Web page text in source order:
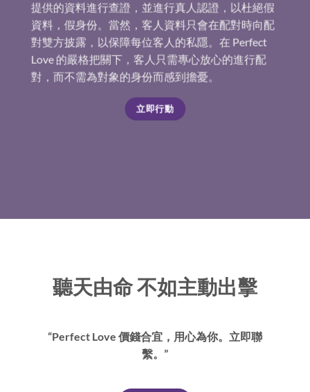
提供的資料進行查證，並進行真人認證，以杜絕假
資料，假身份。當然，客人資料只會在配對時向配
對雙方披露，以保障每位客人的私隱。在 Perfect
Love 的嚴格把關下，客人只需專心放心的進行配
對，而不需為對象的身份而感到擔憂。
立即行動
聽天由命 不如主動出擊
“Perfect Love 價錢合宜，用心為你。立即聯
繫。”